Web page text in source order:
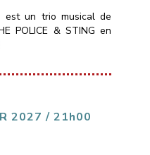
est un trio musical de
POLICE & STING en
les styles
BLUES pour 2h30
avec […]
2027 / 21h00